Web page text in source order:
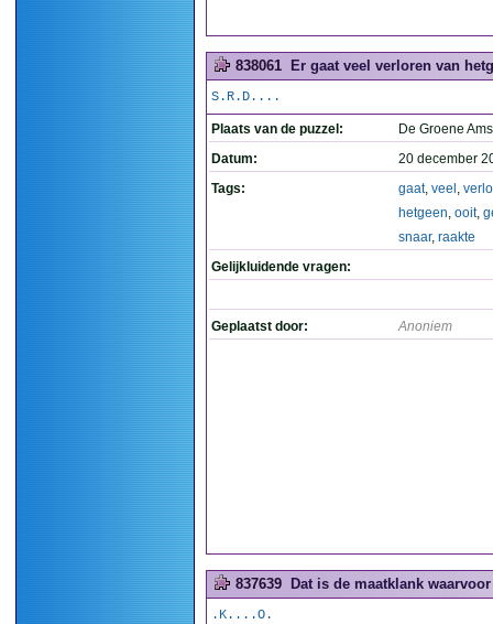
838061 Er gaat veel verloren van
S.R.D....
Plaats van de puzzel:
De Groene
Datum:
20 december
Tags:
gaat, veel ,
hetgeen, ooit,
snaar, raakte
Gelijkluidende vragen:
Geplaatst door: Anoniem
837639 Dat is de maatklank
.K....O.